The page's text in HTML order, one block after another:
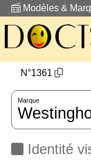
Modèles &
N°1361
Marque
Identité